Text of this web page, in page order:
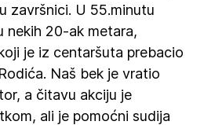
završnici. U 55.minutu
nekih 20-ak metara,
je iz centaršuta prebacio
Naš bek je vratio
a čitavu akciju je
ali je pomoćni sudija